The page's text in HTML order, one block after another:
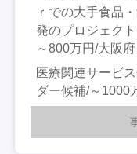
ｒでの大手食品
発のプロジェク
～800万円/大阪府
医療関連サービ
ダー候補/～1000